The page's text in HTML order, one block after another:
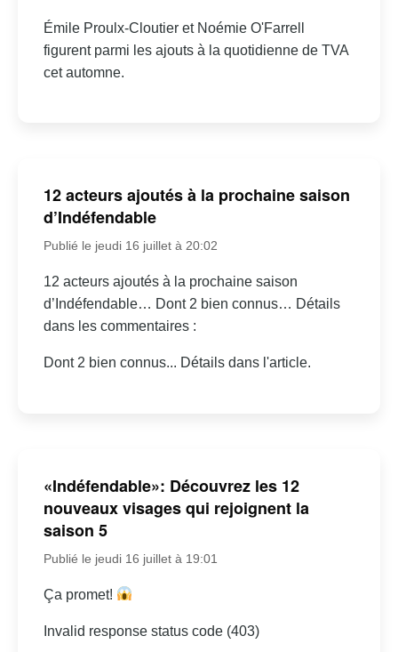
Émile Proulx-Cloutier et Noémie O'Farrell
figurent parmi les ajouts à la quotidienne de TVA
cet automne.
12 acteurs ajoutés à la prochaine saison
d’Indéfendable
Publié le jeudi 16 juillet à 20:02
12 acteurs ajoutés à la prochaine saison
d’Indéfendable… Dont 2 bien connus… Détails
dans les commentaires :
Dont 2 bien connus... Détails dans l'article.
«Indéfendable»: Découvrez les 12
nouveaux visages qui rejoignent la
saison 5
Publié le jeudi 16 juillet à 19:01
Ça promet!
Invalid response status code (403)